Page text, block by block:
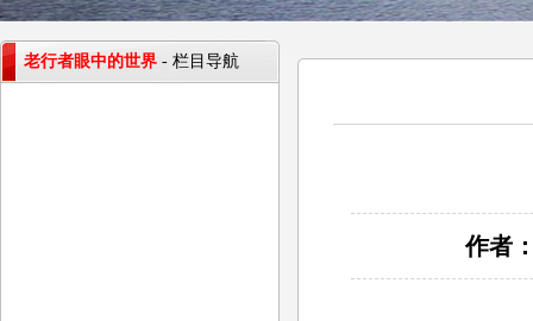
作者
老行者眼中的世界 - 栏目导航